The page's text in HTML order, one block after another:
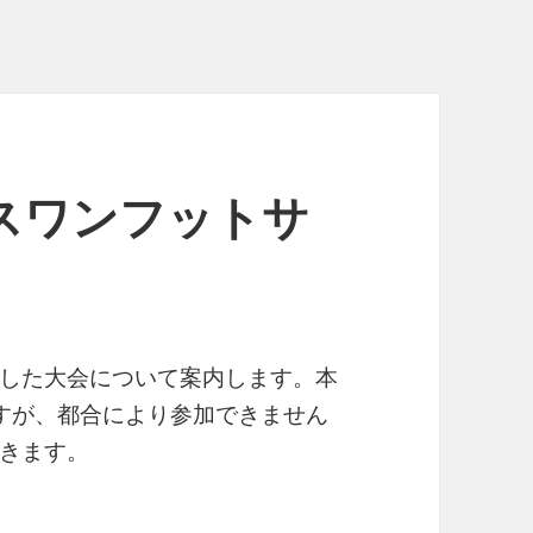
ワンフットサ
た大会について案内します。本
、都合により参加できません
ます。